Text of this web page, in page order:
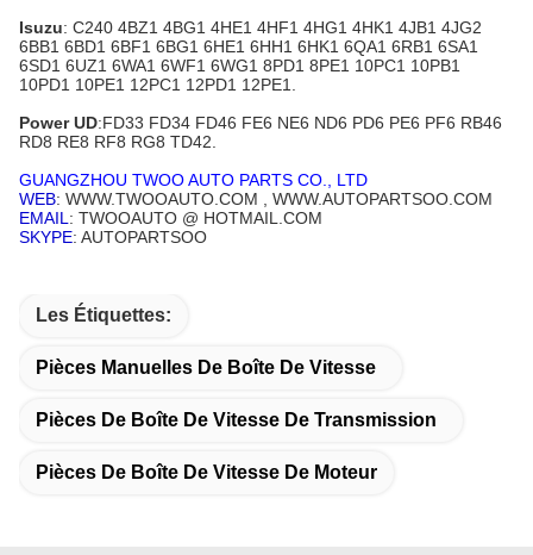
Isuzu: C240 4BZ1 4BG1 4HE1 4HF1 4HG1 4HK1 4JB1 4JG2
6BB1 6BD1 6BF1 6BG1 6HE1 6HH1 6HK1 6QA1 6RB1 6SA1
6SD1 6UZ1 6WA1 6WF1 6WG1 8PD1 8PE1 10PC1 10PB1
10PD1 10PE1 12PC1 12PD1 12PE1.
Power UD:FD33 FD34 FD46 FE6 NE6 ND6 PD6 PE6 PF6 RB46
RD8 RE8 RF8 RG8 TD42.
GUANGZHOU TWOO AUTO PARTS CO., LTD
WEB: WWW.TWOOAUTO.COM , WWW.AUTOPARTSOO.COM
EMAIL : TWOOAUTO @ HOTMAIL.COM
SKYPE: AUTOPARTSOO
Les Étiquettes:
Pièces Manuelles De Boîte De Vitesse
Pièces De Boîte De Vitesse De Transmission
Pièces De Boîte De Vitesse De Moteur